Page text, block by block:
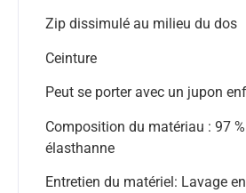
Zip dissimul é au milieu du dos
Ceinture
Peut se porter avec un jupon
Composition du matériau : 97
élasthanne
Entretien du matériel: Lavage